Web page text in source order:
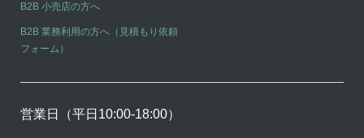
B2B 小売店の方へ
B2B 業務利用の方へ（見積もり依頼
フォーム）
営業日（平日10:00-18:00）